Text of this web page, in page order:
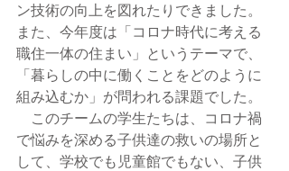
ン技術の向上を図れたりできました。
また、今年度は「コロナ時代に考える
職住一体の住まい」というテーマで、
「暮らしの中に働くことをどのように
組み込むか」が問われる課題でした。
このチームの学生たちは、コロナ禍
で悩みを深める子供達の救いの場所と
して、学校でも児童館でもない、子供